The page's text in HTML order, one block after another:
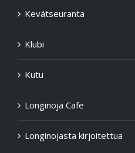
Kevätseuranta
Klubi
Kutu
Longinoja Cafe
Longinojasta kirjoitettua